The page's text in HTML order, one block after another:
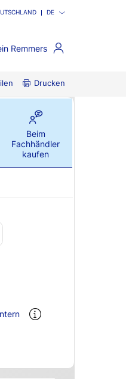
DE
Remmers
Drucken
Beim
Fachhändler
kaufen